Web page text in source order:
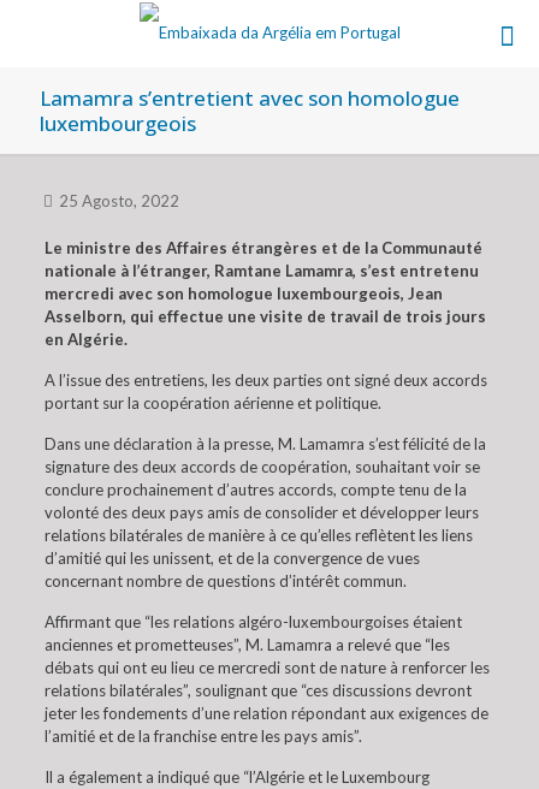
Lamamra s’entretient avec son homologue
luxembourgeois
25 Agosto, 2022
Le ministre des Affaires étrangères et de la Communauté
nationale à l’étranger, Ramtane Lamamra, s’est entretenu
mercredi avec son homologue luxembourgeois, Jean
Asselborn, qui effectue une visite de travail de trois jours
en Algérie.
A l’issue des entretiens, les deux parties ont signé deux accords
portant sur la coopération aérienne et politique.
Dans une déclaration à la presse, M. Lamamra s’est félicité de la
signature des deux accords de coopération, souhaitant voir se
conclure prochainement d’autres accords, compte tenu de la
volonté des deux pays amis de consolider et développer leurs
relations bilatérales de manière à ce qu’elles reflètent les liens
d’amitié qui les unissent, et de la convergence de vues
concernant nombre de questions d’intérêt commun.
Affirmant que “les relations algéro-luxembourgoises étaient
anciennes et prometteuses”, M. Lamamra a relevé que “les
débats qui ont eu lieu ce mercredi sont de nature à renforcer les
relations bilatérales”, soulignant que “ces discussions devront
jeter les fondements d’une relation répondant aux exigences de
l’amitié et de la franchise entre les pays amis”.
Il a également a indiqué que “l’Algérie et le Luxembourg